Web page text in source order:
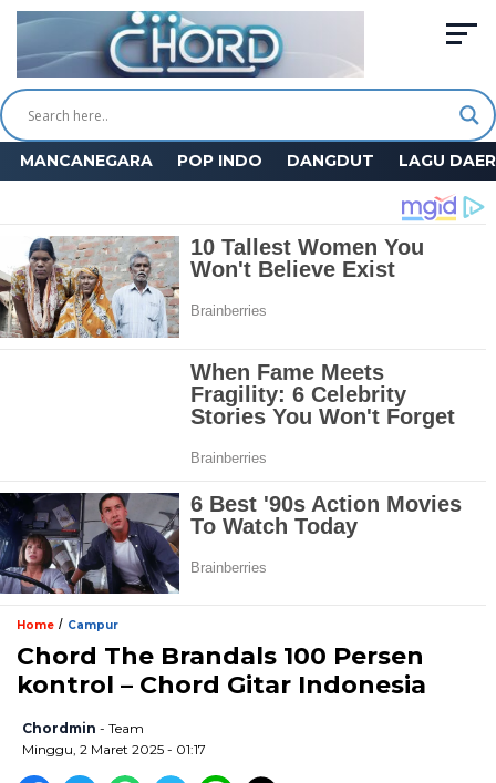
MANCANEGARA POP INDO DANGDUT LAGU
Home / Campur
Chord The Brandals 100 Persen
kontrol – Chord Gitar Indonesia
Chordmin - Team
Minggu, 2 Maret 2025 - 01:17